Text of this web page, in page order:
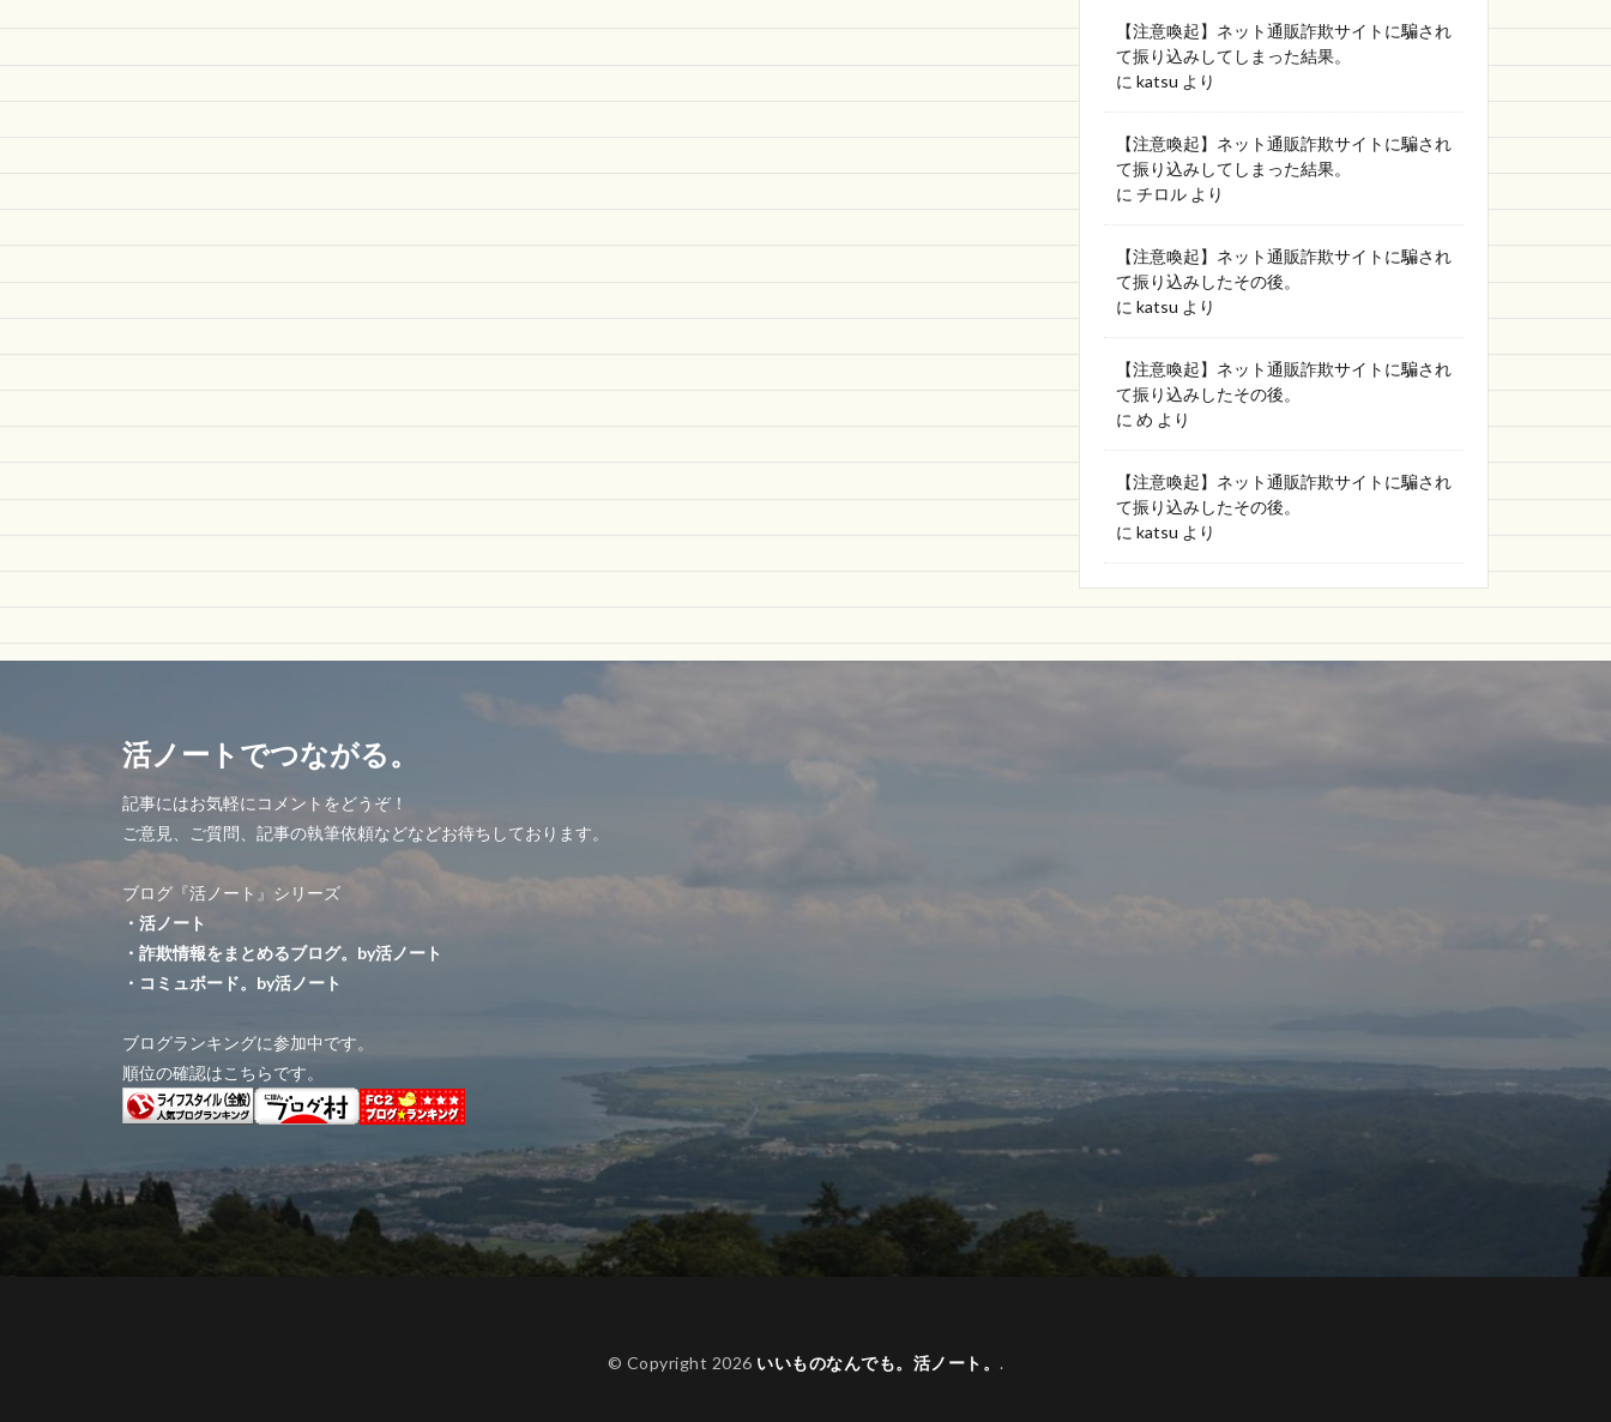
【注意喚起】ネット通販詐欺サイトに騙され
て振り込みしてしまった結果。
に katsu より
【注意喚起】ネット通販詐欺サイトに騙され
て振り込みしてしまった結果。
に チロル より
【注意喚起】ネット通販詐欺サイトに騙され
て振り込みしたその後。
に katsu より
【注意喚起】ネット通販詐欺サイトに騙され
て振り込みしたその後。
に め より
【注意喚起】ネット通販詐欺サイトに騙され
て振り込みしたその後。
に katsu より
活ノートでつながる。
記事にはお気軽にコメントをどうぞ！
ご意見、ご質問、記事の執筆依頼などなどお待ちしております。
ブログ『活ノート』シリーズ
・活ノート
・詐欺情報をまとめるブログ。by活ノート
・コミュボード。by活ノート
ブログランキングに参加中です。
順位の確認はこちらです。
© Copyright 2026 いいものなんでも。活ノート。 .